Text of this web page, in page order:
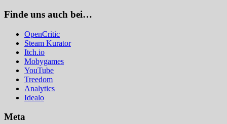
Finde uns auch bei…
OpenCritic
Steam Kurator
Itch.io
Mobygames
YouTube
Treedom
Analytics
Idealo
Meta